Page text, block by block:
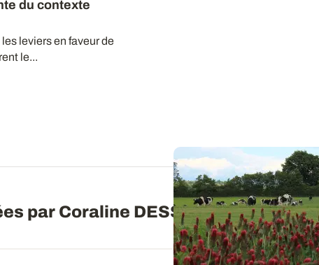
du contexte
leviers en faveur de
le...
par Coraline DESSIENNE